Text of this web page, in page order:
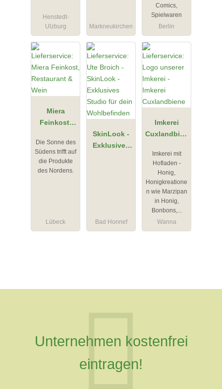
Komplettsan
ierung
Henstedt-
Ulzburg
Markneukirchen
Comics,
Spielwaren
Berlin
Miera
Feinkost,
& Wein
Die Sonne des
Südens trifft auf
die Produkte
des Nordens.
Lübeck
SkinLook -
Exklusives
Bad Honnef
Imkerei
Cuxlandbien
Imkerei mit
Hofladen -
Honig,
Honigkreatione
n wie Marzipan
in Honig,
Bonbons,...
Wanna
Unternehmen kostenfrei
eintragen!